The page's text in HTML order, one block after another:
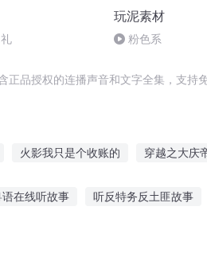
玩泥素材
粉色系
品授权的连播声音和文字全集，支持
火影我只是个收账的 穿越之大庆
语在线听故事 听反特务反土匪故事